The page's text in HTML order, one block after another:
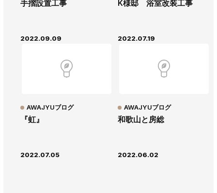
手摺設置工事
2022.09.09
K様邸 浴室改装工事
2022.07.19
『虹』
AWAJYUブログ
2022.07.05
和歌山と房総
AWAJYUブログ
2022.06.02